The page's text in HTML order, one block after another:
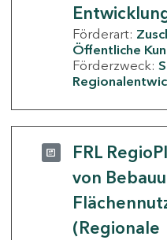
Förderart:
Öffentliche
Förderzweck:
FRL
von
(Regionale